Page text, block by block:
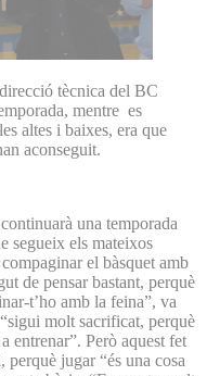
tècnica del BC
mentre es
altes i baixes, era que
aconseguit.
una temporada
segueix els mateixos
el bàsquet amb
de pensar bastant, perquè
t’ho amb la feina”, va
molt sacrificat, perquè
entrenar”. Però aquest fet
jugar “és una cosa